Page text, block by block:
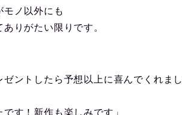
モノ以外にも
りがたい限りです。
ゼントしたら予想以上に喜んでくれまし
です！新作も楽しみです」